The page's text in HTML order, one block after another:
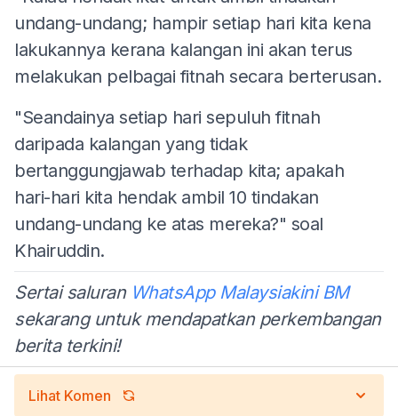
undang-undang; hampir setiap hari kita kena
lakukannya kerana kalangan ini akan terus
melakukan pelbagai fitnah secara berterusan.
"Seandainya setiap hari sepuluh fitnah
daripada kalangan yang tidak
bertanggungjawab terhadap kita; apakah
hari-hari kita hendak ambil 10 tindakan
undang-undang ke atas mereka?" soal
Khairuddin.
Sertai saluran WhatsApp Malaysiakini BM
sekarang untuk mendapatkan perkembangan
berita terkini!
Lihat Komen